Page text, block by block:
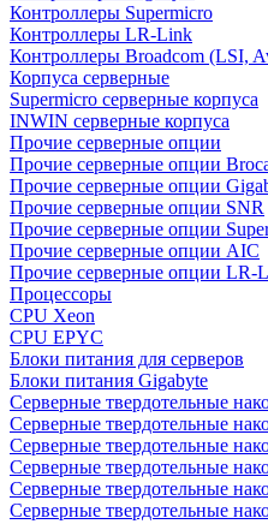
Контроллеры Supermicro
Контроллеры LR-Link
Контроллеры Broadcom (LSI,
Корпуса серверные
Supermicro серверные корпуса
INWIN серверные корпуса
Прочие серверные опции
Прочие серверные опции
Прочие серверные опции
Прочие серверные опции SNR
Прочие серверные опции
Прочие серверные опции AIC
Прочие серверные опции LR-
Процессоры
CPU Xeon
CPU EPYC
Блоки питания для серверов
Блоки питания Gigabyte
Серверные твердотельные
Cерверные твердотельные
Cерверные твердотельные
Cерверные твердотельные
Cерверные твердотельные
Серверные твердотельные